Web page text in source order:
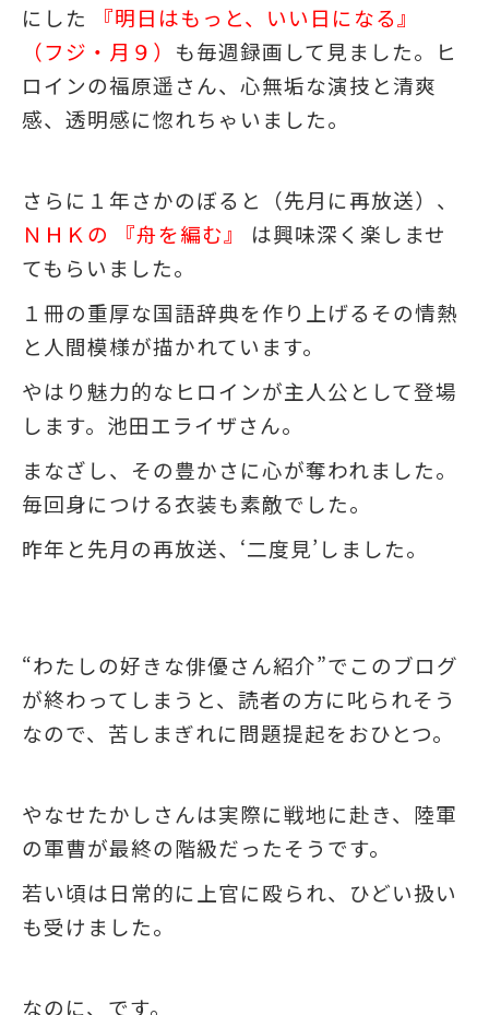
にした
『明日はもっと、いい日になる』
（フジ・月９） も毎週録画して見ました。ヒ
ロインの福原遥さん、心無垢な演技と清爽
感、透明感に惚れちゃいました。
さらに１年さかのぼると（先月に再放送）、
ＮＨＫの 『舟を編む』
は興味深く楽しませ
てもらいました。
１冊の重厚な国語辞典を作り上げるその情熱
と人間模様が描かれています。
やはり魅力的なヒロインが主人公として登場
します。池田エライザさん。
まなざし、その豊かさに心が奪われました。
毎回身につける衣装も素敵でした。
昨年と先月の再放送、‘二度見’しました。
“わたしの好きな俳優さん紹介”でこのブログ
が終わってしまうと、読者の方に叱られそう
なので、苦しまぎれに問題提起をおひとつ。
やなせたかしさんは実際に戦地に赴き、陸軍
の軍曹が最終の階級だったそうです。
若い頃は日常的に上官に殴られ、ひどい扱い
も受けました。
なのに、です。